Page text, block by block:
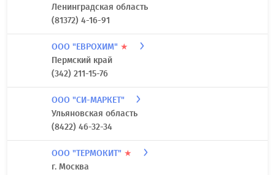
Ленинградская область
(81372) 4-16-91
ООО "ЕВРОХИМ" ★
Пермский край
(342) 211-15-76
ООО "СИ-МАРКЕТ"
Ульяновская область
(8422) 46-32-34
ООО "ТЕРМОКИТ" ★
г. Москва